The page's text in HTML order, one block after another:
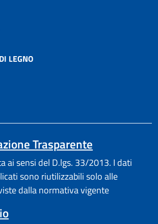
LEGNO
Trasparente
ai sensi del D.lgs. 33/2013. I dati
sono riutilizzabili solo alle
dalla normativa vigente